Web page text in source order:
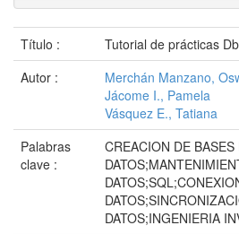
Título :
Tutorial de prácticas
Autor :
Merchán Manzano,
Jácome I., Pamela
Vásquez E., Tatiana
Palabras
clave :
CREACION DE BASES
DATOS;INGENIERIA